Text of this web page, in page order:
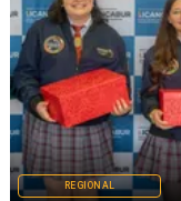
REGIONAL